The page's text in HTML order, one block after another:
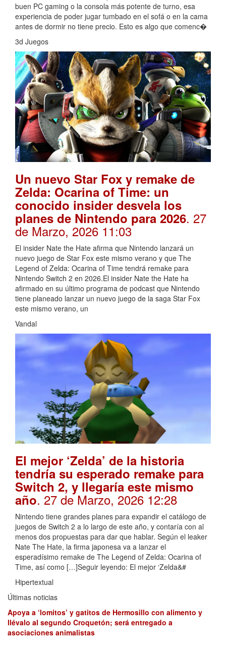
buen PC gaming o la consola más potente de turno, esa
experiencia de poder jugar tumbado en el sofá o en la cama
antes de dormir no tiene precio. Esto es algo que comenc�
3d Juegos
Un nuevo Star Fox y remake de
Zelda: Ocarina of Time: un
conocido insider desvela los
planes de Nintendo para 2026. 27
de Marzo, 2026 11:03
El insider Nate the Hate afirma que Nintendo lanzará un
nuevo juego de Star Fox este mismo verano y que The
Legend of Zelda: Ocarina of Time tendrá remake para
Nintendo Switch 2 en 2026.El insider Nate the Hate ha
afirmado en su último programa de podcast que Nintendo
tiene planeado lanzar un nuevo juego de la saga Star Fox
este mismo verano, un
Vandal
El mejor ‘Zelda’ de la historia
tendría su esperado remake para
Switch 2, y llegaría este mismo
año. 27 de Marzo, 2026 12:28
Nintendo tiene grandes planes para expandir el catálogo de
juegos de Switch 2 a lo largo de este año, y contaría con al
menos dos propuestas para dar que hablar. Según el leaker
Nate The Hate, la firma japonesa va a lanzar el
esperadísimo remake de The Legend of Zelda: Ocarina of
Time, así como […]Seguir leyendo: El mejor ‘Zelda&#
Hipertextual
Últimas noticias
Apoya a ‘lomitos’ y gatitos de Hermosillo con alimento y
llévalo al segundo Croquetón; será entregado a
asociaciones animalistas